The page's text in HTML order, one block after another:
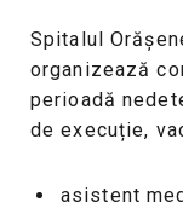
Spitalul
organizează
perioadă
de execuție,
asistent